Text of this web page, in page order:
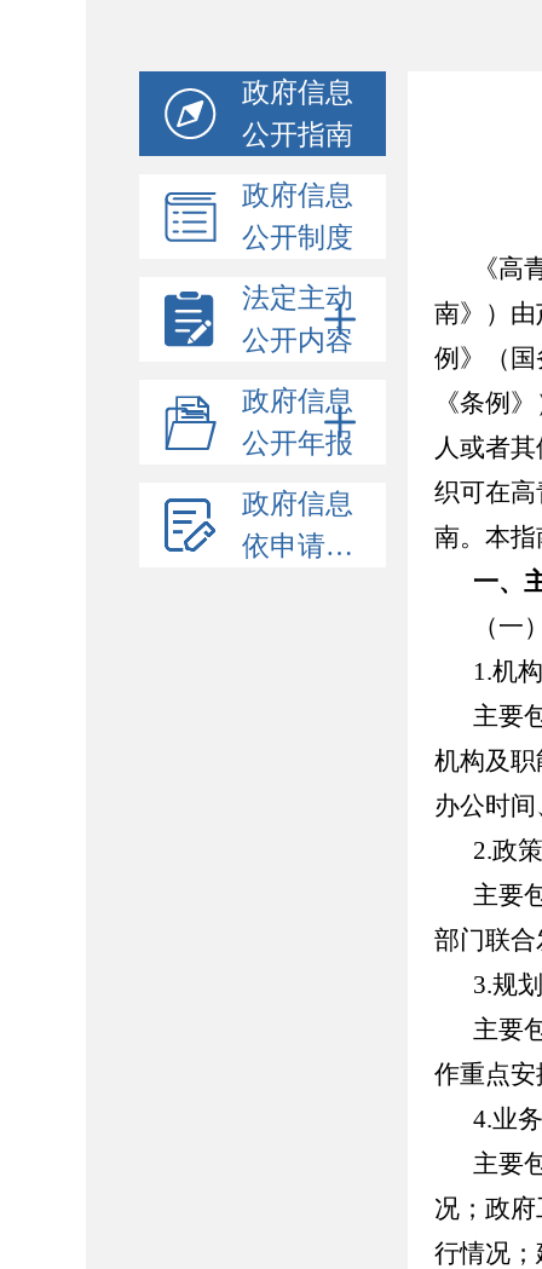
政府信息
公开指南
政府信息
公开制度
法定主动
公开内容
政府信息
公开年报
政府信息
依申请公开
《
南》）
例》（
《条例
人或者
织可在高
南。本
一、
（
1.机
主要
机构及
办公时
2.政
主要
部门联
3.规
主要
作重点
4.业
主要
况；政
行情况